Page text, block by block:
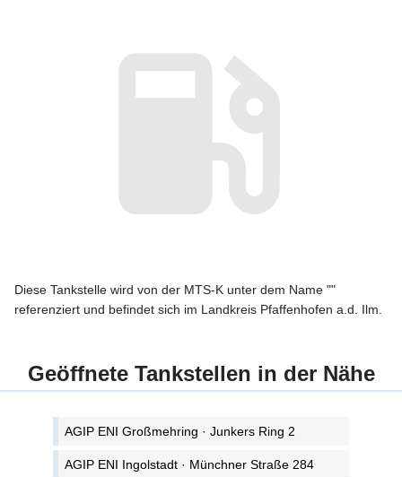
Diese Tankstelle wird von der MTS-K unter dem Name ""
referenziert und befindet sich im Landkreis Pfaffenhofen a.d. Ilm.
Geöffnete Tankstellen in der Nähe
AGIP ENI Großmehring · Junkers Ring 2
AGIP ENI Ingolstadt · Münchner Straße 284